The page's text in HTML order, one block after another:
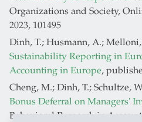
Organizations and Society,
2023, 101495
Dinh, T.; Husmann, A.; Melloni,
Sustainability Reporting in
Accounting in Europe,
Cheng, M.; Dinh, T.; Schultze,
Bonus Deferral on Managers'
Behavioral Research in